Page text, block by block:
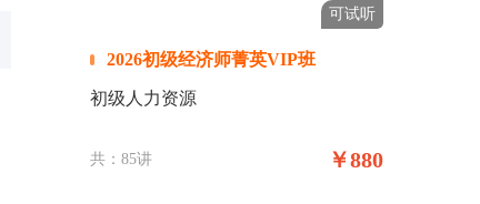
可试听
2026初级经济师菁英VIP班
初级人力资源
共：85讲 ￥880